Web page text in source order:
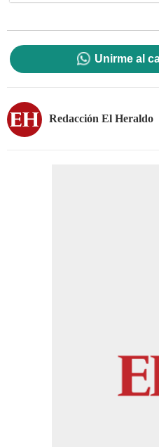
Unirme al
Redacción El Heraldo